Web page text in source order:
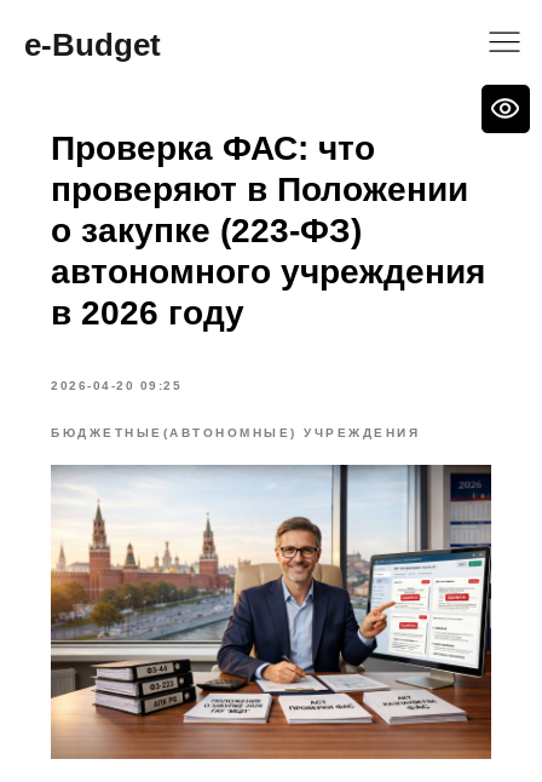
e-Budget
Проверка ФАС: что
проверяют в Положении
о закупке (223-ФЗ)
автономного учреждения
в 2026 году
2026-04-20 09:25
БЮДЖЕТНЫЕ(АВТОНОМНЫЕ) УЧРЕЖДЕНИЯ